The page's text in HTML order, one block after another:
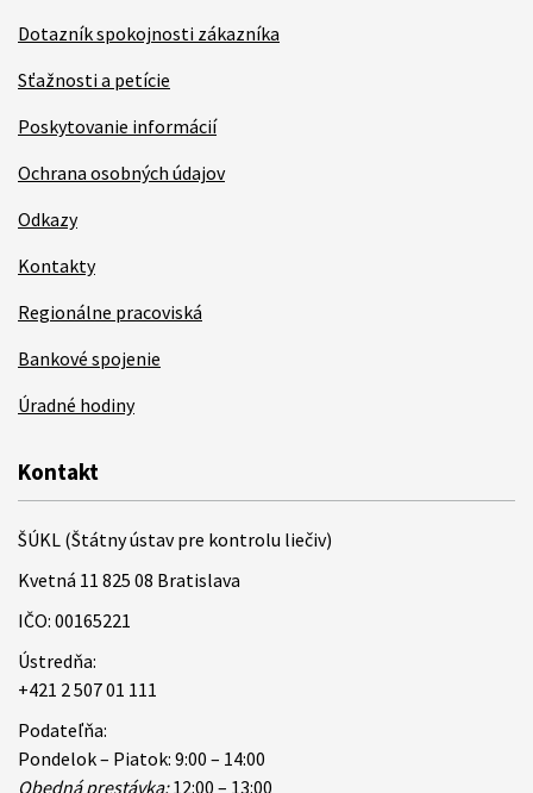
Dotazník spokojnosti zákazníka
Sťažnosti a petície
Poskytovanie informácií
Ochrana osobných údajov
Odkazy
Kontakty
Regionálne pracoviská
Bankové spojenie
Úradné hodiny
Kontakt
ŠÚKL (Štátny ústav pre kontrolu liečiv)
Kvetná 11 825 08 Bratislava
IČO: 00165221
Ústredňa:
+421 2 507 01 111
Podateľňa:
Pondelok – Piatok: 9:00 – 14:00
Obedná prestávka:12:00 – 13:00